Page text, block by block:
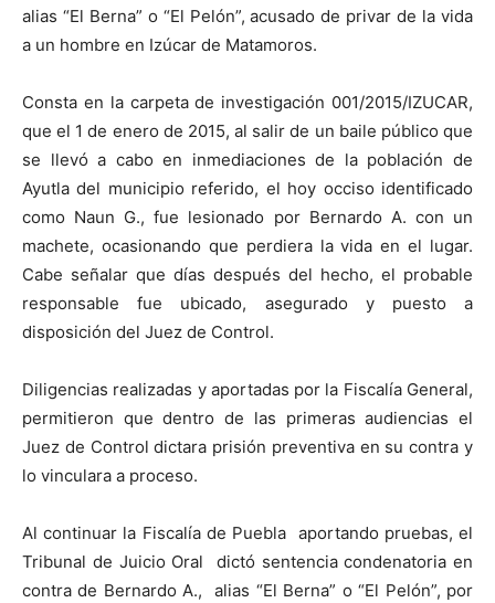
alias “El Berna” o “El Pelón”, acusado de privar de la vida
a un hombre en Izúcar de Matamoros.
Consta en la carpeta de investigación 001/2015/IZUCAR,
que el 1 de enero de 2015, al salir de un baile público que
se llevó a cabo en inmediaciones de la población de
Ayutla del municipio referido, el hoy occiso identificado
como Naun G., fue lesionado por Bernardo A. con un
machete, ocasionando que perdiera la vida en el lugar.
Cabe señalar que días después del hecho, el probable
responsable fue ubicado, asegurado y puesto a
disposición del Juez de Control.
Diligencias realizadas y aportadas por la Fiscalía General,
permitieron que dentro de las primeras audiencias el
Juez de Control dictara prisión preventiva en su contra y
lo vinculara a proceso.
Al continuar la Fiscalía de Puebla aportando pruebas, el
Tribunal de Juicio Oral dictó sentencia condenatoria en
contra de Bernardo A., alias “El Berna” o “El Pelón”, por